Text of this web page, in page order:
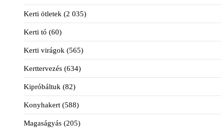
Kerti ötletek (2 035)
Kerti tó (60)
Kerti virágok (565)
Kerttervezés (634)
Kipróbáltuk (82)
Konyhakert (588)
Magaságyás (205)